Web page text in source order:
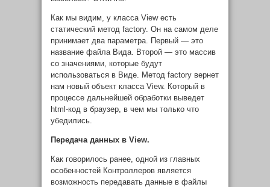
Как мы видим, у класса View есть
статический метод factory. Он на самом деле
принимает два параметра. Первый — это
название файла Вида. Второй — это массив
со значениями, которые будут
использоваться в Виде. Метод factory вернет
нам новый объект класса View. Который в
процессе дальнейшей обработки выведет
html-код в браузер, в чем мы только что
убедились.
Передача данных в View.
Как говорилось ранее, одной из главных
особенностей Контроллеров является
возможность передавать данные в файлы